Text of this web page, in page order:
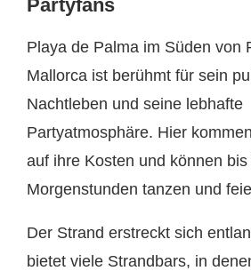
Partyfans
Playa de Palma im Süden von
Mallorca ist berühmt für sein
Nachtleben und seine lebhafte
Partyatmosphäre. Hier
auf ihre Kosten und können
Morgenstunden tanzen und
Der Strand erstreckt sich
bietet viele Strandbars, in